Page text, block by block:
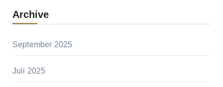
Archive
September 2025
Juli 2025